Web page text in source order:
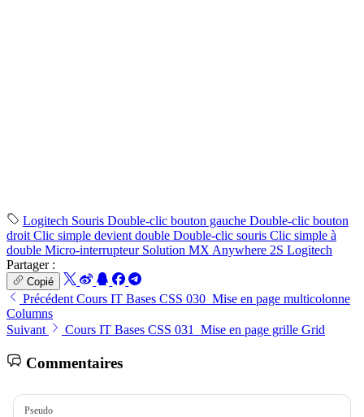
Logitech Souris Double-clic bouton gauche Double-clic bouton
droit Clic simple devient double Double-clic souris Clic simple à
double Micro-interrupteur Solution MX Anywhere 2S Logitech
Partager :
Copié
PrécédentCours IT Bases CSS 030_Mise en page multicolonne
Columns
Suivant
Cours IT Bases CSS 031_Mise en page grille Grid
Commentaires
Pseudo